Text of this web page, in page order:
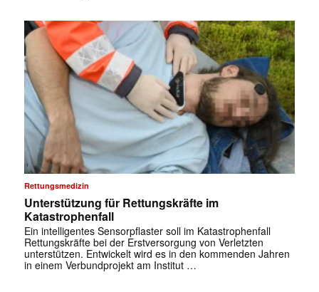
Rettungsmedizin
Unterstützung für Rettungskräfte im
Katastrophenfall
Ein intelligentes Sensorpflaster soll im Katastrophenfall
Rettungskräfte bei der Erstversorgung von Verletzten
unterstützen. Entwickelt wird es in den kommenden Jahren
in einem Verbundprojekt am Institut …